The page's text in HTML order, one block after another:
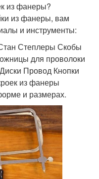
из фанеры?
из фанеры, вам
и инструменты:
Степлеры Скобы
для проволоки
Провод Кнопки
из фанеры
и размерах.